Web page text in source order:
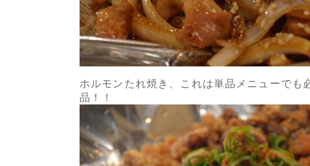
ホルモンたれ焼き、これは単品メニューでも
品！！